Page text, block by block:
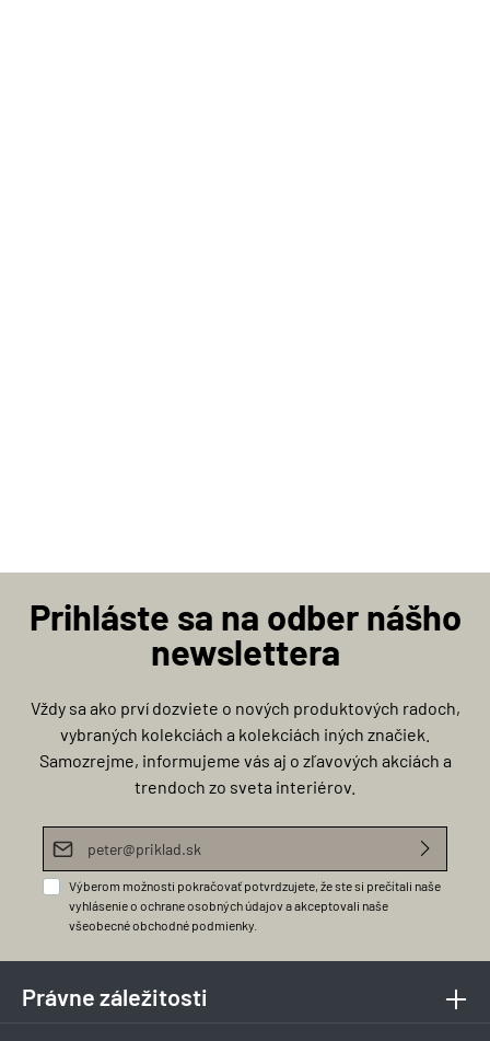
Prihláste sa na odber nášho
newslettera
Vždy sa ako prví dozviete o nových produktových radoch,
vybraných kolekciách a kolekciách iných značiek.
Samozrejme, informujeme vás aj o zľavových akciách a
trendoch zo sveta interiérov.
E-mailová adresa*
Výberom možnosti pokračovať potvrdzujete, že ste si prečítali naše
vyhlásenie o ochrane osobných údajova akceptovali naše
všeobecné obchodné podmienky
Právne záležitosti